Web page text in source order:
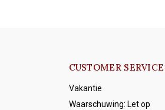
CUSTOMER SERVICE
Vakantie
Waarschuwing: Let op